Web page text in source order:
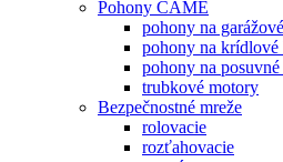
Pohony CAME
pohony na
pohony na krídlové
pohony na
trubkové motory
Bezpečnostné mreže
rolovacie
rozťahovacie